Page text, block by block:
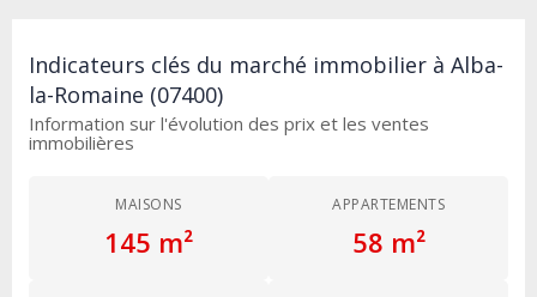
Indicateurs clés du marché immobilier à Alba-
la-Romaine (07400)
Information sur l'évolution des prix et les ventes
immobilières
MAISONS
145 m²
APPARTEMENTS
58 m²